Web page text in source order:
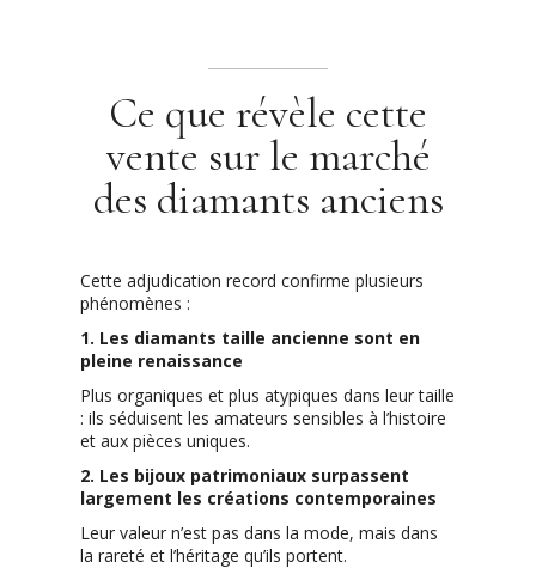
Ce que révèle cette
vente sur le marché
des diamants anciens
Cette adjudication record confirme plusieurs
phénomènes :
1. Les diamants taille ancienne sont en
pleine renaissance
Plus organiques et plus atypiques dans leur taille
: ils séduisent les amateurs sensibles à l’histoire
et aux pièces uniques.
2. Les bijoux patrimoniaux surpassent
largement les créations contemporaines
Leur valeur n’est pas dans la mode, mais dans
la rareté et l’héritage qu’ils portent.